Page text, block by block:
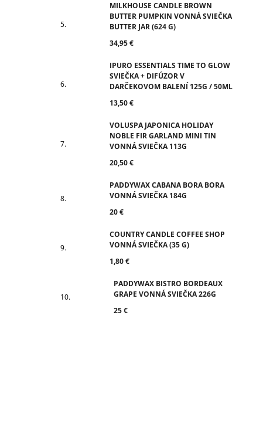
MILKHOUSE CANDLE BROWN
BUTTER PUMPKIN VONNÁ SVIEČKA
BUTTER JAR (624 G)
34,95 €
IPURO ESSENTIALS TIME TO GLOW
SVIEČKA + DIFÚZOR V
DARČEKOVOM BALENÍ 125G / 50ML
13,50 €
VOLUSPA JAPONICA HOLIDAY
NOBLE FIR GARLAND MINI TIN
VONNÁ SVIEČKA 113G
20,50 €
PADDYWAX CABANA BORA BORA
VONNÁ SVIEČKA 184G
20 €
COUNTRY CANDLE COFFEE SHOP
VONNÁ SVIEČKA (35 G)
1,80 €
PADDYWAX BISTRO BORDEAUX
GRAPE VONNÁ SVIEČKA 226G
25 €